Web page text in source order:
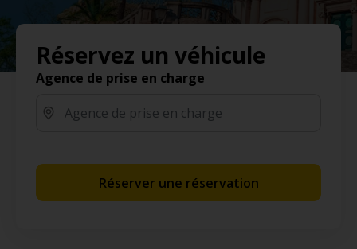
Réservez un véhicule
Agence de prise en charge
Réserver une réservation